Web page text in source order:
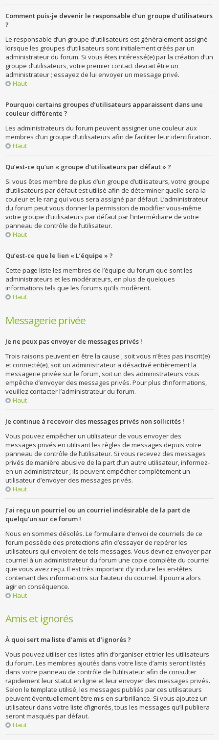
Comment puis-je devenir le responsable d’un groupe d’utilisateurs
?
Le responsable d’un groupe d’utilisateurs est généralement assigné
lorsque les groupes d’utilisateurs sont initialement créés par un
administrateur du forum. Si vous êtes intéressé(e) par la création d’un
groupe d’utilisateurs, votre premier contact devrait être un
administrateur ; essayez de lui envoyer un message privé.
Haut
Pourquoi certains groupes d’utilisateurs apparaissent dans une
couleur différente ?
Les administrateurs du forum peuvent assigner une couleur aux
membres d’un groupe d’utilisateurs afin de faciliter leur identification.
Haut
Qu’est-ce qu’un « groupe d’utilisateurs par défaut » ?
Si vous êtes membre de plus d’un groupe d’utilisateurs, votre groupe
d’utilisateurs par défaut est utilisé afin de déterminer quelle sera la
couleur et le rang qui vous sera assigné par défaut. L’administrateur
du forum peut vous donner la permission de modifier vous-même
votre groupe d’utilisateurs par défaut par l’intermédiaire de votre
panneau de contrôle de l’utilisateur.
Haut
Qu’est-ce que le lien « L’équipe » ?
Cette page liste les membres de l’équipe du forum que sont les
administrateurs et les modérateurs, en plus de quelques
informations tels que les forums qu’ils modèrent.
Haut
Messagerie privée
Je ne peux pas envoyer de messages privés !
Trois raisons peuvent en être la cause ; soit vous n’êtes pas inscrit(e)
et connecté(e), soit un administrateur a désactivé entièrement la
messagerie privée sur le forum, soit un des administrateurs vous
empêche d’envoyer des messages privés. Pour plus d’informations,
veuillez contacter l’administrateur du forum.
Haut
Je continue à recevoir des messages privés non sollicités !
Vous pouvez empêcher un utilisateur de vous envoyer des
messages privés en utilisant les règles de messages depuis votre
panneau de contrôle de l’utilisateur. Si vous recevez des messages
privés de manière abusive de la part d’un autre utilisateur, informez-
en un administrateur ; ils peuvent empêcher complètement un
utilisateur d’envoyer des messages privés.
Haut
J’ai reçu un pourriel ou un courriel indésirable de la part de
quelqu’un sur ce forum !
Nous en sommes désolés. Le formulaire d’envoi de courriels de ce
forum possède des protections afin d’essayer de repérer les
utilisateurs qui envoient de tels messages. Vous devriez envoyer par
courriel à un administrateur du forum une copie complète du courriel
que vous avez reçu. Il est très important d’y inclure les en-têtes
contenant des informations sur l’auteur du courriel. Il pourra alors
agir en conséquence.
Haut
Amis et ignorés
À quoi sert ma liste d’amis et d’ignorés ?
Vous pouvez utiliser ces listes afin d’organiser et trier les utilisateurs
du forum. Les membres ajoutés dans votre liste d’amis seront listés
dans votre panneau de contrôle de l’utilisateur afin de consulter
rapidement leur statut en ligne et leur envoyer des messages privés.
Selon le template utilisé, les messages publiés par ces utilisateurs
peuvent éventuellement être mis en surbrillance. Si vous ajoutez un
utilisateur dans votre liste d’ignorés, tous les messages qu’il publiera
seront masqués par défaut.
Haut